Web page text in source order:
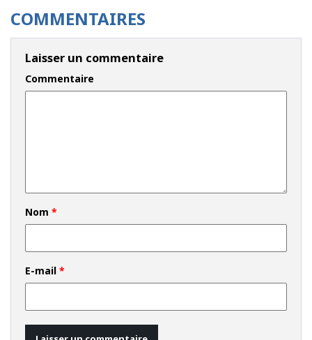
COMMENTAIRES
Laisser un commentaire
Commentaire
Nom *
E-mail *